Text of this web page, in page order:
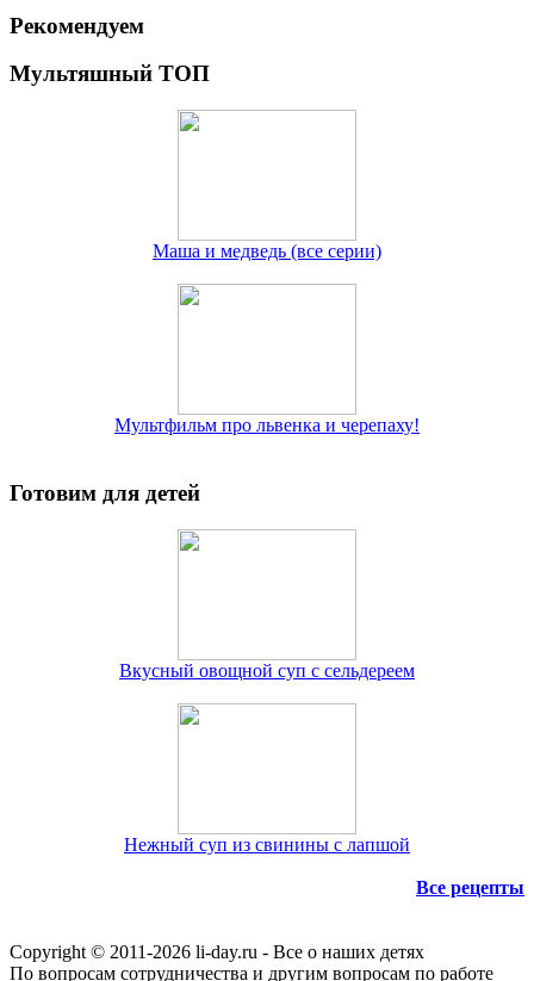
Рекомендуем
Мультяшный ТОП
Маша и медведь (все серии)
Мультфильм про львенка и черепаху!
Готовим для детей
Вкусный овощной суп с сельдереем
Нежный суп из свинины с лапшой
Все рецепты
Copyright © 2011-2026 li-day.ru - Все о наших детях
По вопросам сотрудничества и другим вопросам по работе